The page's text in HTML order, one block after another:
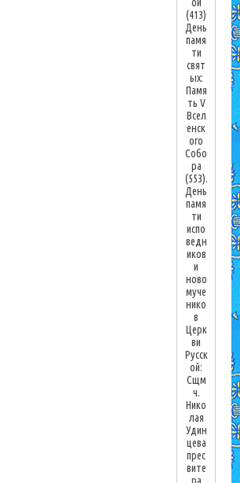
ой
(413)
День
памя
ти
свят
ых:
Памя
ть V
Всел
енск
ого
Собо
ра
(553).
День
памя
ти
испо
ведн
иков
и
ново
муче
нико
в
Церк
ви
Русск
ой:
Сщм
ч.
Нико
лая
Удин
цева
прес
вите